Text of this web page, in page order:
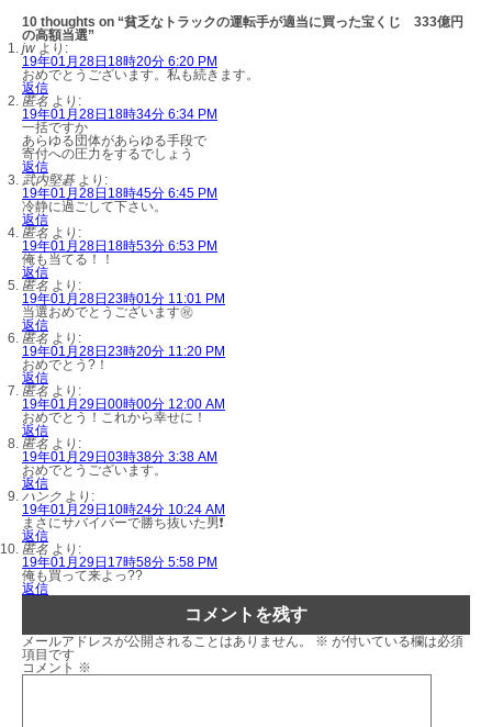
10 thoughts on “貧乏なトラックの運転手が適当に買った宝くじ 333億円
の高額当選”
jw より:
19年01月28日18時20分 6:20 PM
おめでとうございます。私も続きます。
返信
匿名 より:
19年01月28日18時34分 6:34 PM
一括ですか
あらゆる団体があらゆる手段で
寄付への圧力をするでしょう
返信
武内堅碁 より:
19年01月28日18時45分 6:45 PM
冷静に過ごして下さい。
返信
匿名 より:
19年01月28日18時53分 6:53 PM
俺も当てる！！
返信
匿名 より:
19年01月28日23時01分 11:01 PM
当選おめでとうございます㊗️
返信
匿名 より:
19年01月28日23時20分 11:20 PM
おめでとう?！
返信
匿名 より:
19年01月29日00時00分 12:00 AM
おめでとう！これから幸せに！
返信
匿名 より:
19年01月29日03時38分 3:38 AM
おめでとうございます。
返信
ハンク より:
19年01月29日10時24分 10:24 AM
まさにサバイバーで勝ち抜いた男❗️
返信
匿名 より:
19年01月29日17時58分 5:58 PM
俺も買って来よっ??
返信
コメントを残す
メールアドレスが公開されることはありません。 ※ が付いている欄は必須
項目です
コメント ※